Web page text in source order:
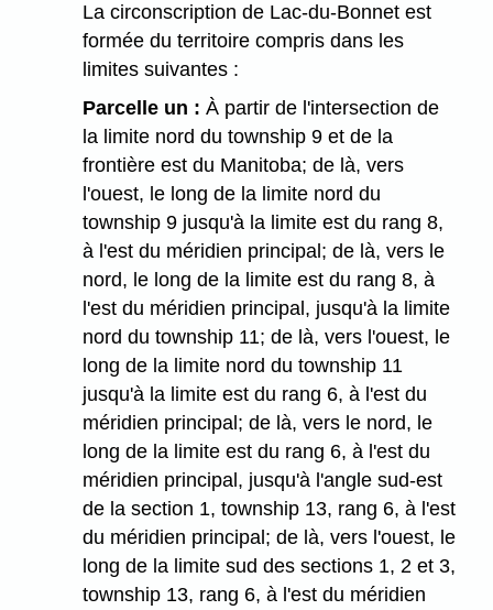
La circonscription de Lac-du-Bonnet est
formée du territoire compris dans les
limites suivantes :
Parcelle un : À partir de l'intersection de
la limite nord du township 9 et de la
frontière est du Manitoba; de là, vers
l'ouest, le long de la limite nord du
township 9 jusqu'à la limite est du rang 8,
à l'est du méridien principal; de là, vers le
nord, le long de la limite est du rang 8, à
l'est du méridien principal, jusqu'à la limite
nord du township 11; de là, vers l'ouest, le
long de la limite nord du township 11
jusqu'à la limite est du rang 6, à l'est du
méridien principal; de là, vers le nord, le
long de la limite est du rang 6, à l'est du
méridien principal, jusqu'à l'angle sud-est
de la section 1, township 13, rang 6, à l'est
du méridien principal; de là, vers l'ouest, le
long de la limite sud des sections 1, 2 et 3,
township 13, rang 6, à l'est du méridien